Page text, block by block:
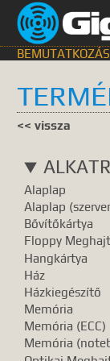
BEMUTATKOZÁS
GyIK.
Gyártók
<< vissza
Alaplap
Alaplap
Bővítőkártya
Floppy
Hangkártya
Ház
Házkiegészítő
Memória
Memória (ECC)
Memória